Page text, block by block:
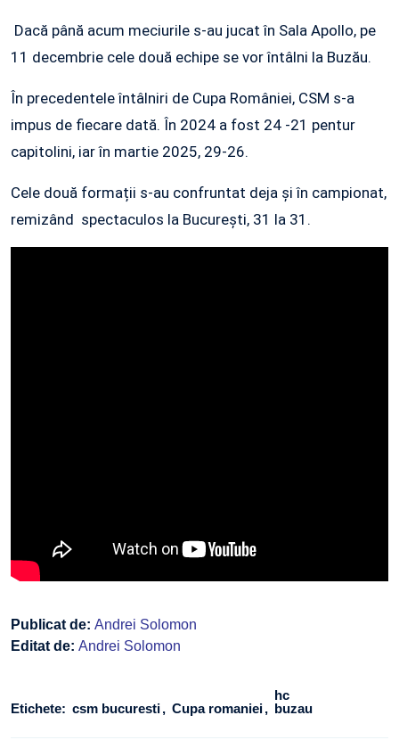
Dacă până acum meciurile s-au jucat în Sala Apollo, pe
11 decembrie cele două echipe se vor întâlni la Buzău.
În precedentele întâlniri de Cupa României, CSM s-a
impus de fiecare dată. În 2024 a fost 24 -21 pentur
capitolini, iar în martie 2025, 29-26.
Cele două formații s-au confruntat deja și în campionat,
remizând spectaculos la București, 31 la 31.
Publicat de: Andrei Solomon
Editat de: Andrei Solomon
Etichete: csm bucuresti Cupa romaniei
hc
buzau